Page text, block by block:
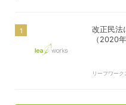
改正民法
（2020
リーフワーク